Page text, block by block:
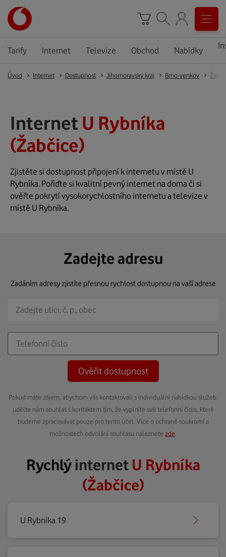
Tarify Internet Televize Obchod Nabídky
Úvod Internet Dostupnost Jihomoravský kraj Brno-venkov
Internet U Rybníka
(Žabčice)
Zjistěte si dostupnost připojení k internetu v místě U
Rybníka. Pořiďte si kvalitní pevný internet na doma či si
ověřte pokrytí vysokorychlostního internetu a televize v
místě U Rybníka.
Zadejte adresu
Zadáním adresy zjistíte přesnou rychlost dostupnou na vaší adrese
Ověřit dostupnost
Pokud máte zájem, abychom vás kontaktovali s individuální nabídkou služeb,
udělte nám souhlas s kontaktem tím, že vyplníte své telefonní číslo, které
budeme zpracovávat pouze pro tento účel. Více o ochraně soukromí a
možnostech odvolání souhlasu naleznete zde
Rychlýinternet U Rybníka
(Žabčice)
U Rybníka 19